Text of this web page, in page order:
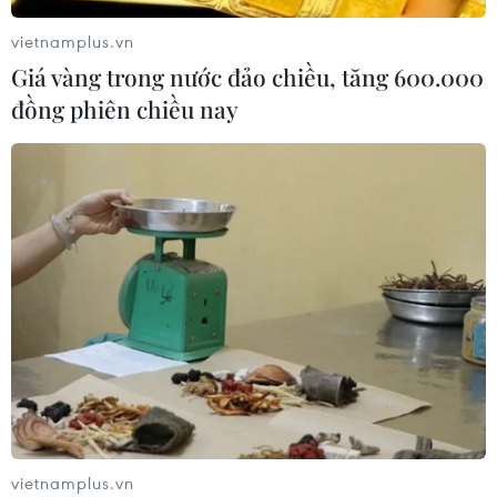
Tổng Biên tập: TRẦN TIẾN DUẨN
Phó Tổng Biên tập: NGUYỄN THỊ TÁM, KHÚC THANH
THỦY
Sở hữu trí tuệ
Quy định sử dụng
RSS
Hỗ trợ
Ngôn ngữ
TTXVN
Dịch vụ tin
Quảng cáo
vietnamplus.vn
Giá vàng trong nước đảo chiều, tăng 600.000
đồng phiên chiều nay
vietnamplus.vn